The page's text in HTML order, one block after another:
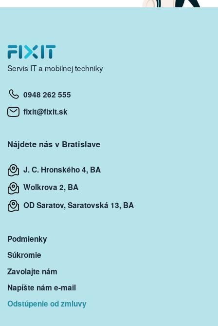
Servis IT a mobilnej techniky
0948 262 555
fixit@fixit.sk
Nájdete nás v Bratislave
J. C. Hronského 4, BA
Wolkrova 2, BA
OD Saratov, Saratovská 13, BA
Podmienky
Súkromie
Zavolajte nám
Napíšte nám e-mail
Odstúpenie od zmluvy